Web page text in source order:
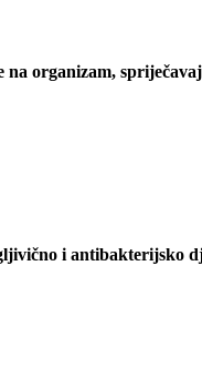
na organizam,
i antibakterijsko